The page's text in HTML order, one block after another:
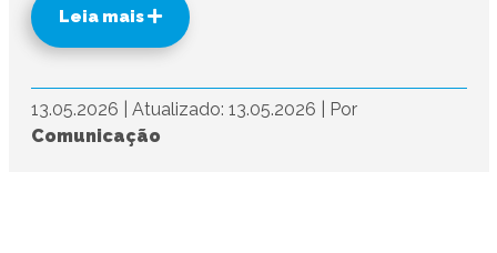
Leia mais
13.05.2026 Atualizado: 13.05.2026
Por
Comunicação